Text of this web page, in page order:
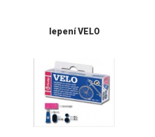
lepení VELO